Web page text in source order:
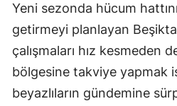
Yeni sezonda hücum
getirmeyi planlayan
çalışmaları hız kesmeden
bölgesine takviye yapmak
beyazlıların gündemine